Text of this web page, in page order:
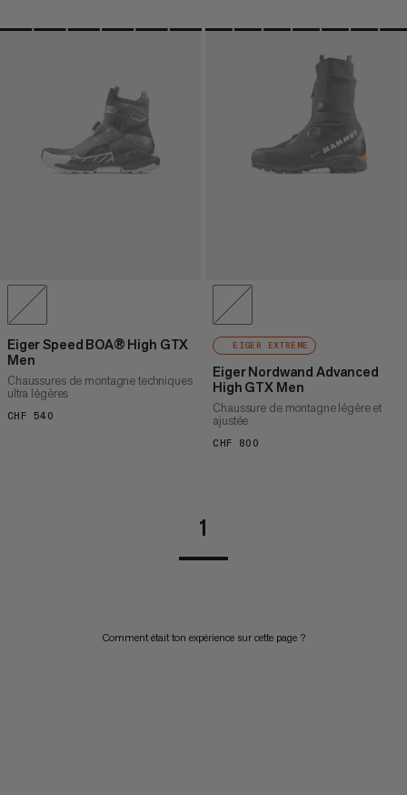
Eiger Speed BOA® High GTX
Men
Chaussures de montagne techniques
ultra légères
CHF 540
EIGER EXTREME
Eiger Nordwand Advanced
High GTX Men
Chaussure de montagne légère et
ajustée
CHF 800
1
Comment était ton expérience sur cette page ?